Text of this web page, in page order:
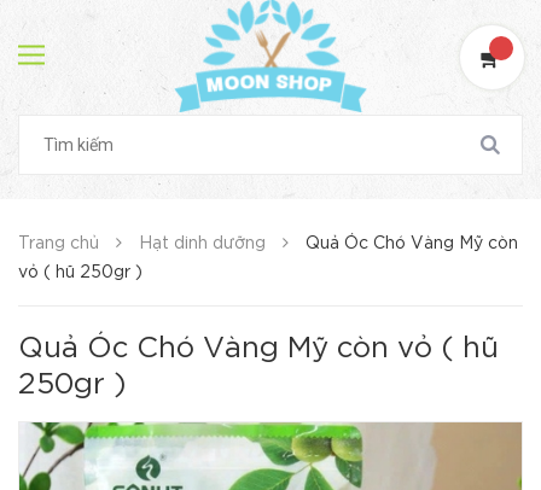
Trang chủ Hạt dinh dưỡng
Quả Óc Chó Vàng Mỹ còn
vỏ ( hũ 250gr )
Quả Óc Chó Vàng Mỹ còn vỏ ( hũ
250gr )